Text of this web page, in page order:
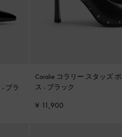
- ブラ
Coralie コラリー スタッズ
ス - ブラック
¥ 11,900